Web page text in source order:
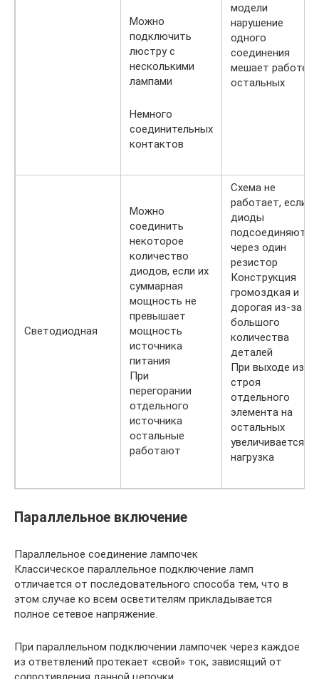
Можно
подключить
люстру с
несколькими
лампами
Немного
соединительных
контактов
модели
нарушение
одного
соединения
мешает работе
остальных
Светодиодная
Можно
соединить
некоторое
количество
диодов, если их
суммарная
мощность не
превышает
мощность
источника
питания
При
перегорании
отдельного
источника
остальные
работают
Схема не
работает, если
диоды
подсоединяются
через один
резистор
Конструкция
громоздкая и
дорогая из-за
большого
количества
деталей
При выходе из
строя
отдельного
элемента на
остальных
увеличивается
нагрузка
Параллельное включение
Параллельное соединение лампочек
Классическое параллельное подключение ламп
отличается от последовательного способа тем, что в
этом случае ко всем осветителям прикладывается
полное сетевое напряжение.
При параллельном подключении лампочек через каждое
из ответвлений протекает «свой» ток, зависящий от